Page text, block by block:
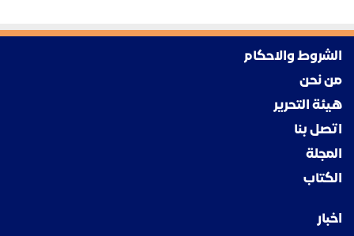
الشروط والاحكام
من نحن
هيئة التحرير
اتصل بنا
المجلة
الكتاب
اخبار